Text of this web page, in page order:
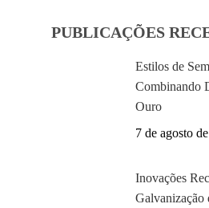
PUBLICAÇÕES
Estilos de
Combinando
Ouro
7 de agosto
Inovações
Galvanização